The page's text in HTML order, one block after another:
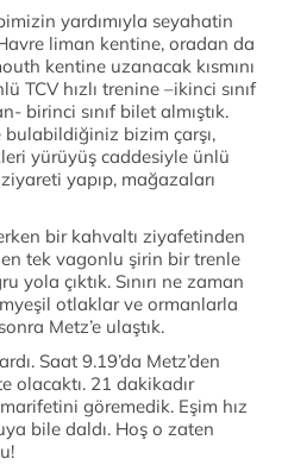
yardımıyla seyahatin
liman kentine, oradan da
kentine uzanacak kısmını
TCV hızlı trenine –ikinci sınıf
birinci sınıf bilet almıştık.
bulabildiğiniz bizim çarşı,
yürüyüş caddesiyle ünlü
yapıp, mağazaları
bir kahvaltı ziyafetinden
tek vagonlu şirin bir trenle
yola çıktık. Sınırı ne zaman
otlaklar ve ormanlarla
Metz’e ulaştık.
Saat 9.19’da Metz’den
olacaktı. 21 dakikadır
göremedik. Eşim hız
bile daldı. Hoş o zaten